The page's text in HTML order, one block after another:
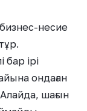
несие
бар ірі
ондаған
шағын